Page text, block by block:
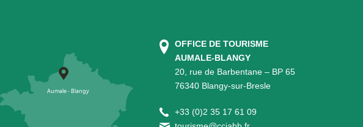
OFFICE DE TOURISME
AUMALE-BLANGY
20, rue de Barbentane – BP 65
76340 Blangy-sur-Bresle
+33 (0)2 35 17 61 09